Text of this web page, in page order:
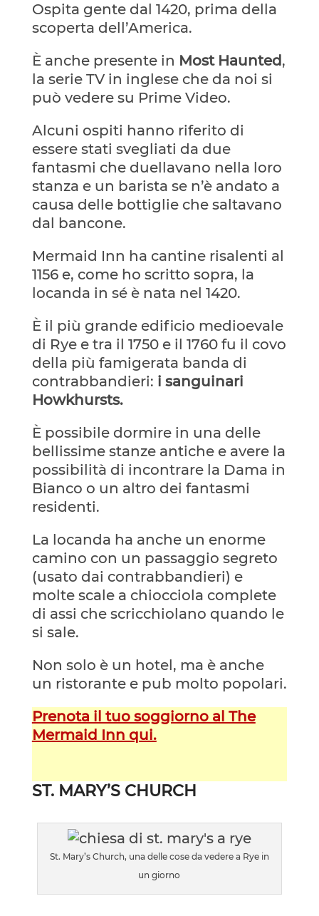
Ospita gente dal 1420, prima della
scoperta dell’America.
È anche presente in Most Haunted,
la serie TV in inglese che da noi si
può vedere su Prime Video.
Alcuni ospiti hanno riferito di
essere stati svegliati da due
fantasmi che duellavano nella loro
stanza e un barista se n’è andato a
causa delle bottiglie che saltavano
dal bancone.
Mermaid Inn ha cantine risalenti al
1156 e, come ho scritto sopra, la
locanda in sé è nata nel 1420.
È il più grande edificio medioevale
di Rye e tra il 1750 e il 1760 fu il covo
della più famigerata banda di
contrabbandieri: i sanguinari
Howkhursts.
È possibile dormire in una delle
bellissime stanze antiche e avere la
possibilità di incontrare la Dama in
Bianco o un altro dei fantasmi
residenti.
La locanda ha anche un enorme
camino con un passaggio segreto
(usato dai contrabbandieri) e
molte scale a chiocciola complete
di assi che scricchiolano quando le
si sale.
Non solo è un hotel, ma è anche
un ristorante e pub molto popolari.
Prenota il tuo soggiorno al The
Mermaid Inn qui.
ST. MARY’S CHURCH
St. Mary’s Church, una delle cose da vedere a Rye in
un giorno